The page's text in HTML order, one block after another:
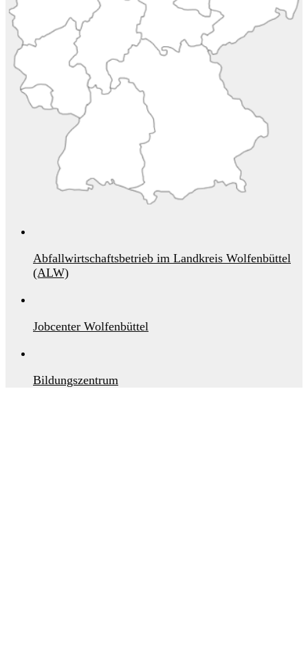
Abfallwirtschaftsbetrieb im Landkreis Wolfenbüttel
(ALW)
Jobcenter Wolfenbüttel
Bildungszentrum